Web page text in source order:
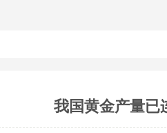
我国黄金产量已